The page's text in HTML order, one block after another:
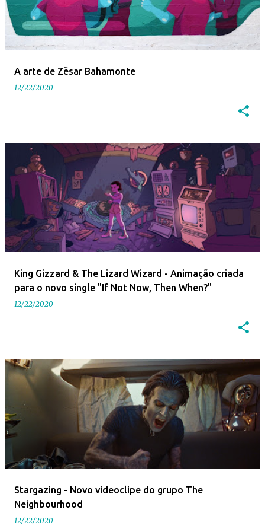
A arte de Zësar Bahamonte
12/22/2020
King Gizzard & The Lizard Wizard - Animação criada
para o novo single "If Not Now, Then When?"
12/22/2020
Stargazing - Novo videoclipe do grupo The
Neighbourhood
12/22/2020